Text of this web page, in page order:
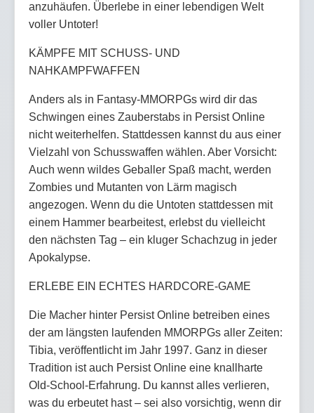
anzuhäufen. Überlebe in einer lebendigen Welt
voller Untoter!
KÄMPFE MIT SCHUSS- UND
NAHKAMPFWAFFEN
Anders als in Fantasy-MMORPGs wird dir das
Schwingen eines Zauberstabs in Persist Online
nicht weiterhelfen. Stattdessen kannst du aus einer
Vielzahl von Schusswaffen wählen. Aber Vorsicht:
Auch wenn wildes Geballer Spaß macht, werden
Zombies und Mutanten von Lärm magisch
angezogen. Wenn du die Untoten stattdessen mit
einem Hammer bearbeitest, erlebst du vielleicht
den nächsten Tag – ein kluger Schachzug in jeder
Apokalypse.
ERLEBE EIN ECHTES HARDCORE-GAME
Die Macher hinter Persist Online betreiben eines
der am längsten laufenden MMORPGs aller Zeiten:
Tibia, veröffentlicht im Jahr 1997. Ganz in dieser
Tradition ist auch Persist Online eine knallharte
Old-School-Erfahrung. Du kannst alles verlieren,
was du erbeutet hast – sei also vorsichtig, wenn dir